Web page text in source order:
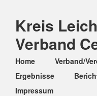
Kreis
Verband
Main menu
Skip
to
content
Home Verband/
Ergebnisse
Impressum